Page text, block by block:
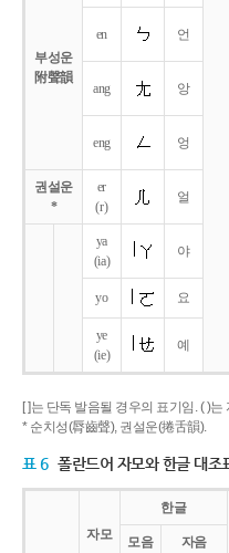
부성운
附聲韻
en 언
ang 앙
eng 엉
권설운
*
er
(r)
얼
ya
(ia)
야
yo 요
ye
(ie)
예
[ ]는 단독 발음될 경우의 표기임. ( )
* 순치성(脣齒聲), 권설운(捲舌韻).
표 6 폴란드어 자모와 한글 대조
자모
한글
모음
자음